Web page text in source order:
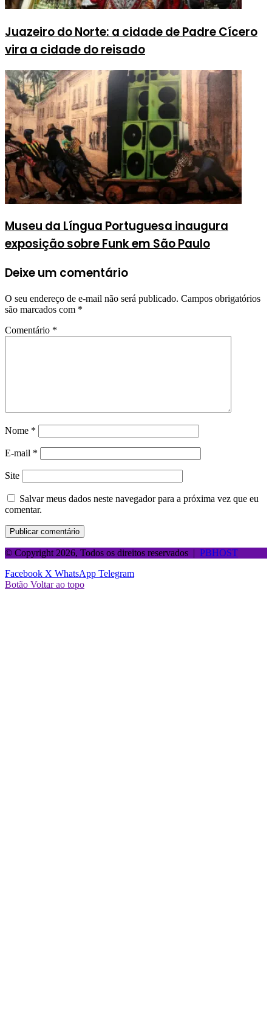
Juazeiro do Norte: a cidade de Padre Cícero
vira a cidade do reisado
Museu da Língua Portuguesa inaugura
exposição sobre Funk em São Paulo
Deixe um comentário
O seu endereço de e-mail não será publicado. Campos obrigatórios
são marcados com *
Comentário *
Nome *
E-mail *
Site
Salvar meus dados neste navegador para a próxima vez que eu
comentar.
© Copyright 2026, Todos os direitos reservados | PBHOST
Facebook X WhatsApp Telegram
Botão Voltar ao topo